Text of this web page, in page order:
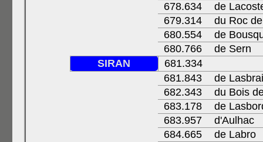
678.634
de
679.314
du Roc
680.554
de
680.766
de Sern
SIRAN
681.334
681.843
de
682.343
du Bois
683.178
de
683.957
d'Aulhac
684.665
de Labro